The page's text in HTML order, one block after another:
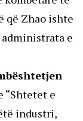
që Zhao ishte
e
“Shtetet e
industri,